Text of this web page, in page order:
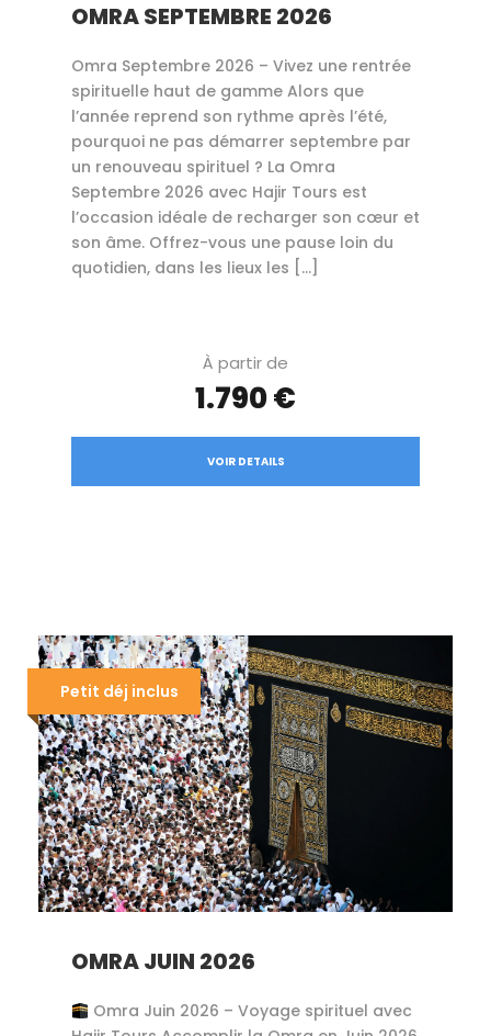
OMRA SEPTEMBRE 2026
Omra Septembre 2026 – Vivez une rentrée
spirituelle haut de gamme Alors que
l’année reprend son rythme après l’été,
pourquoi ne pas démarrer septembre par
un renouveau spirituel ? La Omra
Septembre 2026 avec Hajir Tours est
l’occasion idéale de recharger son cœur et
son âme. Offrez-vous une pause loin du
quotidien, dans les lieux les […]
À partir de
1.790 €
VOIR DETAILS
Petit déj inclus
OMRA JUIN 2026
Omra Juin 2026 – Voyage spirituel avec